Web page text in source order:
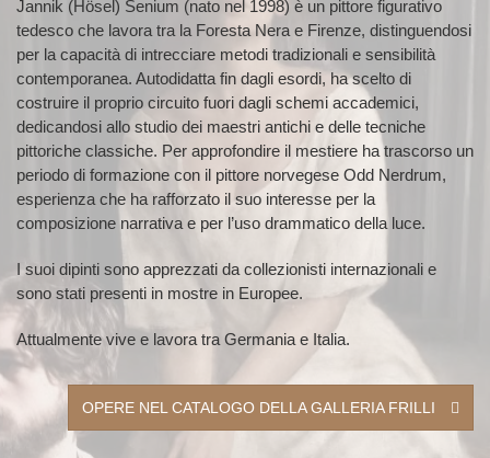
Jannik (Hösel) Senium (nato nel 1998) è un pittore figurativo
tedesco che lavora tra la Foresta Nera e Firenze, distinguendosi
per la capacità di intrecciare metodi tradizionali e sensibilità
contemporanea. Autodidatta fin dagli esordi, ha scelto di
costruire il proprio circuito fuori dagli schemi accademici,
dedicandosi allo studio dei maestri antichi e delle tecniche
pittoriche classiche. Per approfondire il mestiere ha trascorso un
periodo di formazione con il pittore norvegese Odd Nerdrum,
esperienza che ha rafforzato il suo interesse per la
composizione narrativa e per l’uso drammatico della luce.
I suoi dipinti sono apprezzati da collezionisti internazionali e
sono stati presenti in mostre in Europee.
Attualmente vive e lavora tra Germania e Italia.
OPERE NEL CATALOGO DELLA GALLERIA FRILLI